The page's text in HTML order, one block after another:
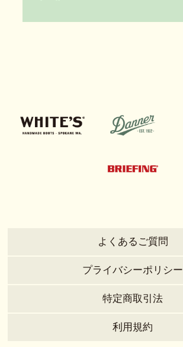
よくあるご質問
プライバシーポリシー
特定商取引法
利用規約